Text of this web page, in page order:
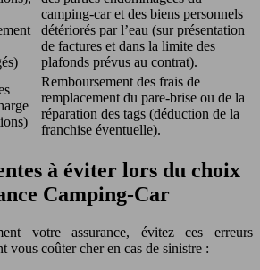
camping-car et des biens personnels
détériorés par l’eau (sur présentation
de factures et dans la limite des
plafonds prévus au contrat).
Remboursement des frais de
remplacement du pare-brise ou de la
réparation des tags (déduction de la
franchise éventuelle).
à éviter lors du choix
Camping-Car
votre assurance, évitez ces erreurs
vous coûter cher en cas de sinistre :